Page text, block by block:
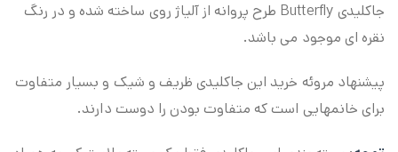
جاکلیدی Butterfly طرح پروانه از آلیاژ روی ساخته شده و در رنگ
نقره ای موجود می باشد.
پیشنهاد مروئه خرید این جاکلیدی ظریف و شیک و بسیار متفاوت
برای خانمهایی است که متفاوت بودن را دوست دارند.